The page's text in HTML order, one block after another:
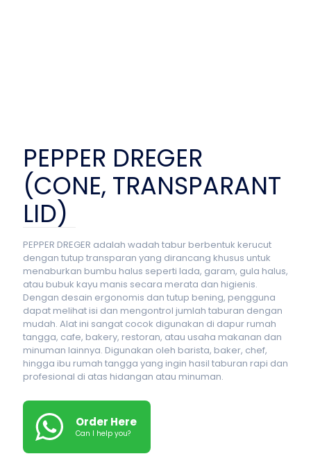
PEPPER DREGER
(CONE, TRANSPARANT
LID)
PEPPER DREGER adalah wadah tabur berbentuk kerucut
dengan tutup transparan yang dirancang khusus untuk
menaburkan bumbu halus seperti lada, garam, gula halus,
atau bubuk kayu manis secara merata dan higienis.
Dengan desain ergonomis dan tutup bening, pengguna
dapat melihat isi dan mengontrol jumlah taburan dengan
mudah. Alat ini sangat cocok digunakan di dapur rumah
tangga, cafe, bakery, restoran, atau usaha makanan dan
minuman lainnya. Digunakan oleh barista, baker, chef,
hingga ibu rumah tangga yang ingin hasil taburan rapi dan
profesional di atas hidangan atau minuman.
Order Here
Can I help you?